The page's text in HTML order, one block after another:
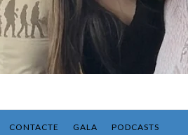
CONTACTE GALA PODCASTS